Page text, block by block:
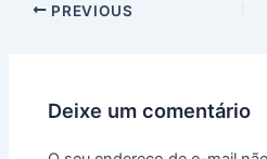
PREVIOUS
Deixe um comentário